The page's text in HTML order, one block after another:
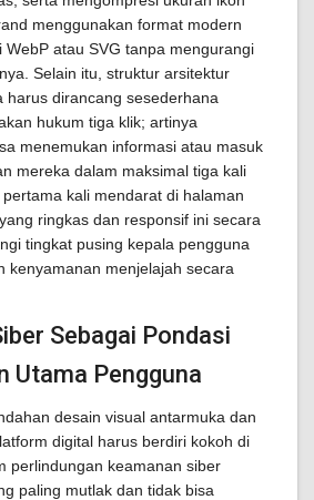
menggunakan format modern
atau SVG tanpa mengurangi
Selain itu, struktur arsitektur
harus dirancang sesederhana
hukum tiga klik; artinya
menemukan informasi atau masuk
mereka dalam maksimal tiga kali
kali mendarat di halaman
ringkas dan responsif ini secara
tingkat pusing kepala pengguna
kenyamanan menjelajah secara
Sebagai Pondasi
Utama Pengguna
desain visual antarmuka dan
digital harus berdiri kokoh di
perlindungan keamanan siber
paling mutlak dan tidak bisa